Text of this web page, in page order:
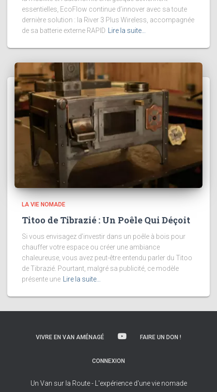
essentielles, EcoFlow continue d’innover avec sa toute
dernière solution : la River 3 Plus Wireless, accompagnée
de sa batterie externe RAPID Lire la suite…
LA VIE NOMADE
Titoo de Tibrazié : Un Poêle Qui Déçoit
Si vous envisagez d’investir dans un poêle à bois pour
chauffer votre espace ou créer une ambiance
chaleureuse, vous avez peut-être entendu parler du Titoo
de Tibrazié. Pourtant, malgré sa publicité, ce modèle
présente une
Lire la suite…
VIVRE EN VAN AMÉNAGÉ FAIRE UN DON !
CONNEXION
Un Van sur la Route - L'expérience d'une vie nomade